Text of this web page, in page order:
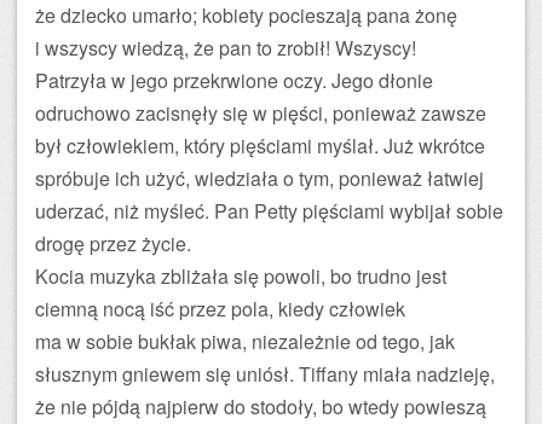
że dziecko umarło; kobiety pocieszają pana żonę
i wszyscy wiedzą, że pan to zrobił! Wszyscy!
Patrzyła w jego przekrwione oczy. Jego dłonie
odruchowo zacisnęły się w pięści, ponieważ zawsze
był człowiekiem, który pięściami myślał. Już wkrótce
spróbuje ich użyć, wiedziała o tym, ponieważ łatwiej
uderzać, niż myśleć. Pan Petty pięściami wybijał sobie
drogę przez życie.
Kocia muzyka zbliżała się powoli, bo trudno jest
ciemną nocą iść przez pola, kiedy człowiek
ma w sobie bukłak piwa, niezależnie od tego, jak
słusznym gniewem się uniósł. Tiffany miała nadzieję,
że nie pójdą najpierw do stodoły, bo wtedy powieszą